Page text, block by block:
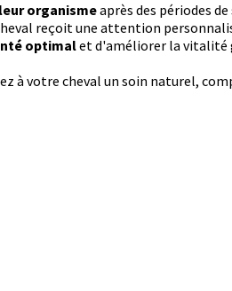
organismeaprès des périodes
reçoit une attention
optimalet d'améliorer la vitalité
à votre cheval un soin naturel,